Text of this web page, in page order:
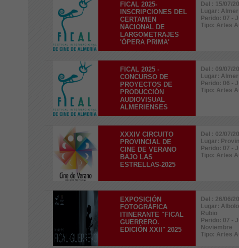
FICAL 2025-
INSCRIPCIONES DEL
CERTAMEN
NACIONAL DE
LARGOMETRAJES
'ÓPERA PRIMA'
Del : 15/07/
Lugar:
Perido: 07 -
Tipo: Artes
FICAL 2025 -
CONCURSO DE
PROYECTOS DE
PRODUCCIÓN
AUDIOVISUAL
ALMERIENSES
Del : 09/07/
Lugar:
Perido: 06 -
Tipo: Artes
XXXIV CIRCUITO
PROVINCIAL DE
CINE DE VERANO
BAJO LAS
ESTRELLAS-2025
Del : 02/07/
Lugar:
Perido: 07 -
Tipo: Artes
EXPOSICIÓN
FOTOGRÁFICA
ITINERANTE "FICAL
GUERRERO.
EDICIÓN XXII" 2025
Del : 26/06/
Lugar:
Rubio
Perido: 07 -
Noviembre
Tipo: Artes